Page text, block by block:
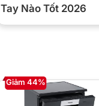
Tay Nào Tốt 2026
Giảm 44%